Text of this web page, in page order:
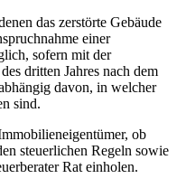
das zerstörte Gebäude
einer
sofern mit der
dritten Jahres nach dem
davon, in welcher
sind.
ob
steuerlichen Regeln sowie
Rat einholen.